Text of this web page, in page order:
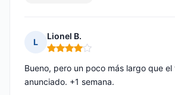
L
Lionel B.
Nota: 4 de 5
Bueno, pero un poco más largo que el
anunciado. +1 semana.